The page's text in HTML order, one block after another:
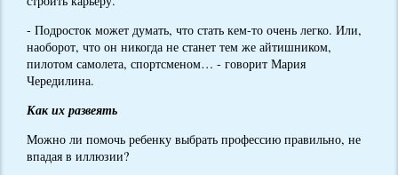
- Подросток может думать, что стать кем-то очень легко. Или,
наоборот, что он никогда не станет тем же айтишником,
пилотом самолета, спортсменом… - говорит Мария
Чередилина.
Как их развеять
Можно ли помочь ребенку выбрать профессию правильно, не
впадая в иллюзии?